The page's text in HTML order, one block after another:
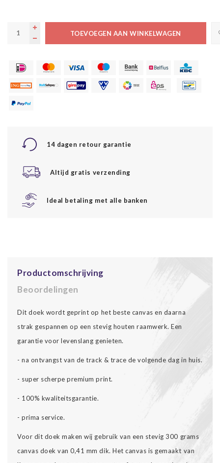
TOEVOEGEN AAN WINKELWAGEN
14 dagen retour garantie
Altijd gratis verzending
Ideal betaling met alle banken
Productomschrijving
Beoordelingen
Dit doek wordt geprint op het beste canvas en daarna
strak gespannen op een stevig houten raamwerk. Een
garantie voor levenslang genieten.
- na ontvangst van de track & trace de volgende dag in huis.
- super scherpe premium print.
- 100% kwaliteitsgarantie.
- prima service.
Voor dit doek maken wij gebruik van een stevig 300 grams
canvas doek van 0,41 mm dik. Het canvas is gemaakt van